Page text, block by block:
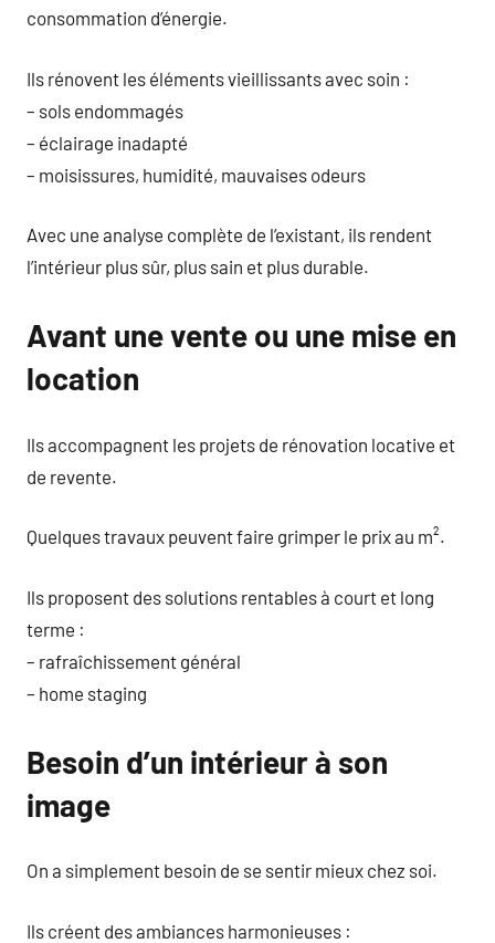
consommation d’énergie.
Ils rénovent les éléments vieillissants avec soin :
– sols endommagés
– éclairage inadapté
– moisissures, humidité, mauvaises odeurs
Avec une analyse complète de l’existant, ils rendent
l’intérieur plus sûr, plus sain et plus durable.
Avant une vente ou une mise en
location
Ils accompagnent les projets de rénovation locative et
de revente.
Quelques travaux peuvent faire grimper le prix au m².
Ils proposent des solutions rentables à court et long
terme :
– rafraîchissement général
– home staging
Besoin d’un intérieur à son
image
On a simplement besoin de se sentir mieux chez soi.
Ils créent des ambiances harmonieuses :